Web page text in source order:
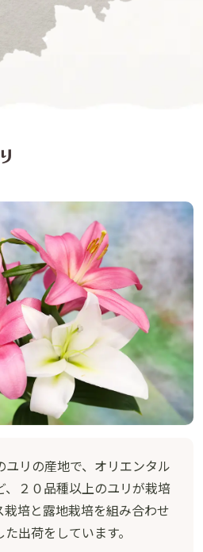
リの産地で、オリエンタル
２０品種以上のユリが栽培
栽培と露地栽培を組み合わせ
出荷をしています。